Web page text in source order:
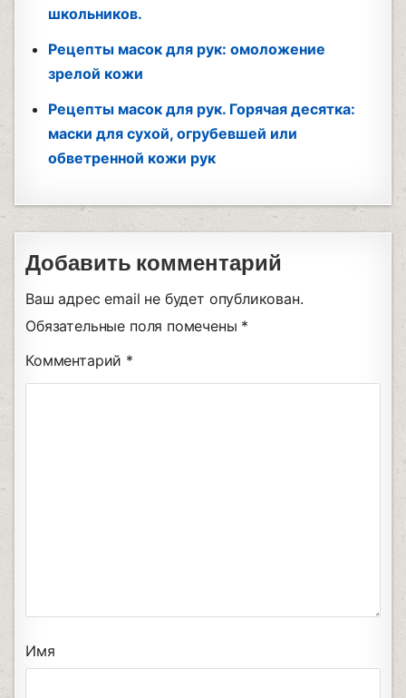
школьников.
Рецепты масок для рук: омоложение
зрелой кожи
Рецепты масок для рук. Горячая десятка:
маски для сухой, огрубевшей или
обветренной кожи рук
Добавить комментарий
Ваш адрес email не будет опубликован.
Обязательные поля помечены *
Комментарий *
Имя